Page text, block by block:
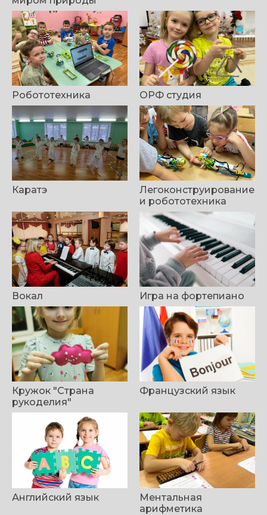
Робототехника ОРФ студия
Каратэ
Легоконструирование
и робототехника
Вокал Игра на фортепиано
Кружок "Страна
рукоделия"
Французский язык
Английский язык
Ментальная
арифметика